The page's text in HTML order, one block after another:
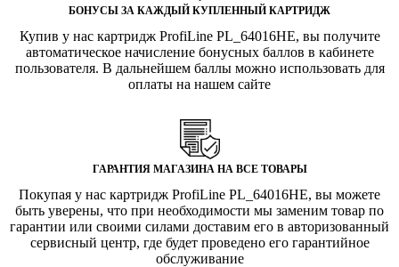
БОНУСЫ ЗА КАЖДЫЙ КУПЛЕННЫЙ КАРТРИДЖ
Купив у нас картридж ProfiLine PL_64016HE, вы получите
автоматическое начисление бонусных баллов в кабинете
пользователя. В дальнейшем баллы можно использовать для
оплаты на нашем сайте
ГАРАНТИЯ МАГАЗИНА НА ВСЕ ТОВАРЫ
Покупая у нас картридж ProfiLine PL_64016HE, вы можете
быть уверены, что при необходимости мы заменим товар по
гарантии или своими силами доставим его в авторизованный
сервисный центр, где будет проведено его гарантийное
обслуживание